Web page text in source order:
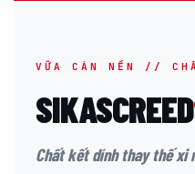
VỮA CÁN NỀN //
SIKASCREED
Chất kết dính thay thế xi